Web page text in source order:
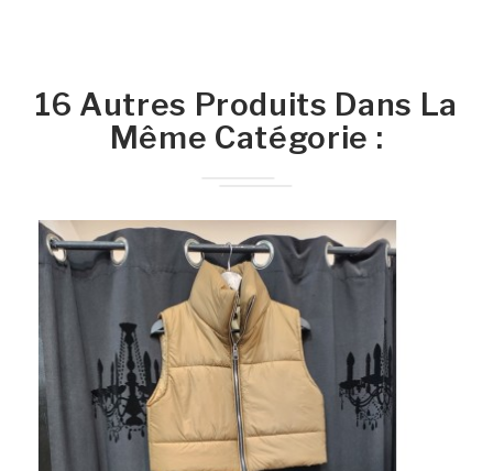
16 Autres Produits Dans La
Même Catégorie :